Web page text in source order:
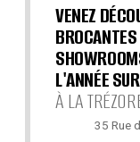
VENEZ
L'ANNÉE
À LA
35 Rue